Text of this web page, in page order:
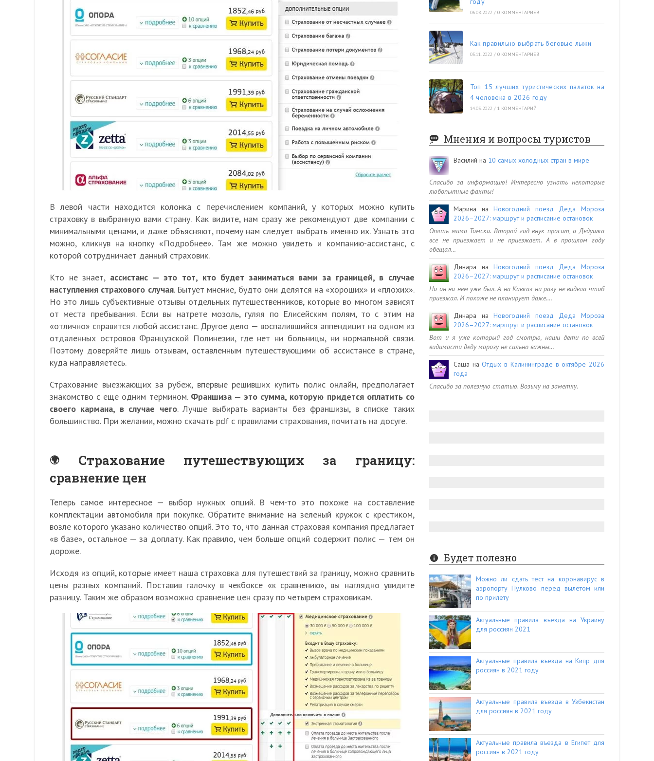
В левой части находится колонка с перечислением компаний, у которых можно купить
страховку в выбранную вами страну. Как видите, нам сразу же рекомендуют две компании с
минимальными ценами, и даже объясняют, почему нам следует выбрать именно их. Узнать это
можно, кликнув на кнопку «Подробнее». Там же можно увидеть и компанию-ассистанс, с
которой сотрудничает данный страховик.
Кто не знает, ассистанс — это тот, кто будет заниматься вами за границей, в случае
наступления страхового случая. Бытует мнение, будто они делятся на «хороших» и «плохих».
Но это лишь субъективные отзывы отдельных путешественников, которые во многом зависят
от места пребывания. Если вы натрете мозоль, гуляя по Елисейским полям, то с этим на
«отлично» справится любой ассистанс. Другое дело — воспалившийся аппендицит на одном из
отдаленных островов Французской Полинезии, где нет ни больницы, ни нормальной связи.
Поэтому доверяйте лишь отзывам, оставленным путешествующими об ассистансе в стране,
куда направляетесь.
Страхование выезжающих за рубеж, впервые решивших купить полис онлайн, предполагает
знакомство с еще одним термином. Франшиза — это сумма, которую придется оплатить со
своего кармана, в случае чего. Лучше выбирать варианты без франшизы, в списке таких
большинство. При желании, можно скачать pdf с правилами страхования, почитать на досуге.
Страхование путешествующих за границу:
сравнение цен
Теперь самое интересное — выбор нужных опций. В чем-то это похоже на составление
комплектации автомобиля при покупке. Обратите внимание на зеленый кружок с крестиком,
возле которого указано количество опций. Это то, что данная страховая компания предлагает
«в базе», остальное — за доплату. Как правило, чем больше опций содержит полис — тем он
дороже.
Исходя из опций, которые имеет наша страховка для путешествий за границу, можно сравнить
цены разных компаний. Поставив галочку в чекбоксе «к сравнению», вы наглядно увидите
разницу. Таким же образом возможно сравнение цен сразу по четырем страховикам.
06.08.2022 / 0 КОММЕНТАРИЕВ
Как правильно выбрать беговые лыжи
05.11.2022 / 0 КОММЕНТАРИЕВ
Топ 15 лучших туристических палаток на
4 человека в 2026 году
14.03.2022 / 1 КОММЕНТАРИЙ
Мнения и вопросы туристов
Василий на 10 самых холодных стран в мире
Спасибо за информацию! Интересно узнать некоторые
любопытные факты!
Марина наНовогодний поезд Деда Мороза
2026–2027: маршрут и расписание остановок
Опять мимо Томска. Второй год внук просит, а Дедушка
все не приезжает и не приезжает. А в прошлом году
обещал…
Динара наНовогодний поезд Деда Мороза
2026–2027: маршрут и расписание остановок
Но он на нем уже был. А на Кавказ ни разу не видела чтоб
приезжал. И похоже не планирует даже.…
Динара наНовогодний поезд Деда Мороза
2026–2027: маршрут и расписание остановок
Вот и я уже который год смотрю, наши дети по всей
видимости деду морозу не сильно важны…
Саша наОтдых в Калининграде в октябре 2026
года
Спасибо за полезную статью. Возьму на заметку.
Будет полезно
Можно ли сдать тест на коронавирус в
аэропорту Пулково перед вылетом или
по прилету
Актуальные правила въезда на Украину
для россиян 2021
Актуальные правила въезда на Кипр для
россиян в 2021 году
Актуальные правила въезда в Узбекистан
для россиян в 2021 году
Актуальные правила въезда в Египет для
россиян в 2021 году